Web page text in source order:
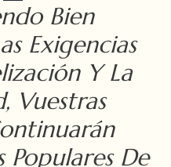
Bien
Exigencias
Y La
Vuestras
Populares De